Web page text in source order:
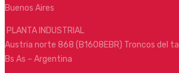
Buenos Aires
PLANTA INDUSTRIAL
Austria norte 868 (B1608EBR) Troncos del
Bs As – Argentina